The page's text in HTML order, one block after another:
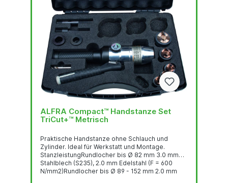
ALFRA Compact™ Handstanze Set
TriCut+™ Metrisch
Praktische Handstanze ohne Schlauch und
Zylinder. Ideal für Werkstatt und Montage.
StanzleistungRundlocher bis Ø 82 mm 3.0 mm
Stahlblech (S235), 2.0 mm Edelstahl (F = 600
N/mm2)Rundlocher bis Ø 89 - 152 mm 2.0 mm